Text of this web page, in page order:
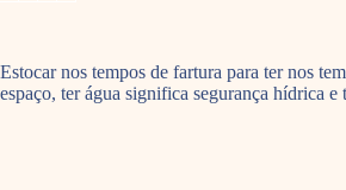
Estocar nos tempos de fartura para ter nos
espaço, ter água significa segurança hídrica